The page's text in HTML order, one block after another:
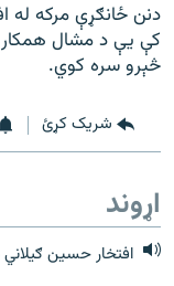
دنن ځانګړې مرکه له
کې یې د مشال همکار
څېرو سره کوي.
شریک کړئ
اړوند
افتخار حسین